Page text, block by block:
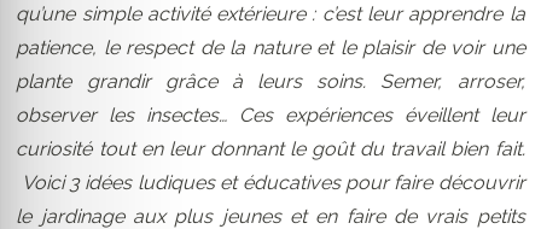
qu’une simple activité extérieure : c’est leur apprendre la
patience, le respect de la nature et le plaisir de voir une
plante grandir grâce à leurs soins. Semer, arroser,
observer les insectes… Ces expériences éveillent leur
curiosité tout en leur donnant le goût du travail bien fait.
Voici 3 idées ludiques et éducatives pour faire découvrir
le jardinage aux plus jeunes et en faire de vrais petits